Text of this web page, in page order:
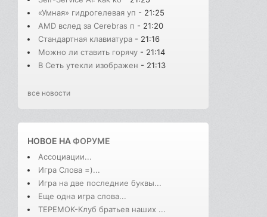
«Умная» гидрогелевая уп - 21:25
AMD вслед за Cerebras п - 21:20
Стандартная клавиатура - 21:16
Можно ли ставить горячу - 21:14
В Cеть утекли изображен - 21:13
все новости
НОВОЕ НАФОРУМЕ
Ассоциации...
Игра Слова =)...
Игра на две последние буквы...
Еще одна игра слова...
ТЕРЕМОК-Клуб братьев наших ...